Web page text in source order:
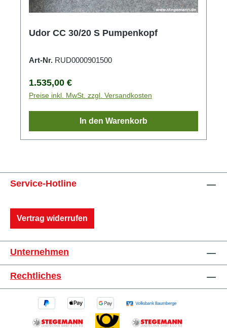
Udor CC 30/20 S Pumpenkopf
Art-Nr. RUD0000901500
Regulärer Preis:
1.535,00 €
Preise inkl. MwSt. zzgl. Versandkosten
In den Warenkorb
Service-Hotline
Vertrag widerrufen
Unternehmen
Rechtliches